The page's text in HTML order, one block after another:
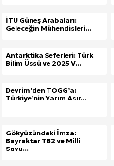
İTÜ Güneş Arabaları:
Geleceğin Mühendisleri...
Antarktika Seferleri: Türk
Bilim Üssü ve 2025 V...
Devrim’den TOGG’a:
Türkiye’nin Yarım Asır...
Gökyüzündeki İmza:
Bayraktar TB2 ve Milli
Savu...